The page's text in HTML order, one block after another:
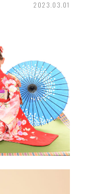
2023.03.01